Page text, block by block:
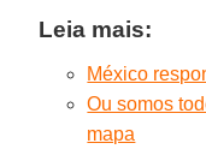
Leia mais:
México
Ou somos
mapa